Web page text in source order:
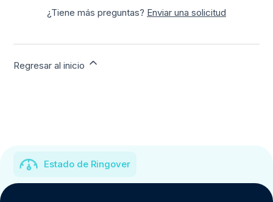
¿Tiene más preguntas? Enviar una solicitud
Regresar al inicio
Estado de Ringover